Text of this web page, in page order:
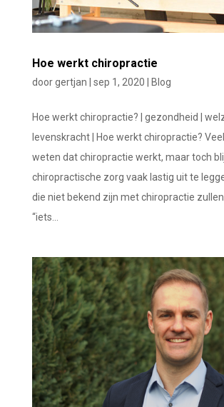
Hoe werkt chiropractie
doorgertjan sep 1, 2020 Blog
Hoe werkt chiropractie? | gezondheid |
levenskracht | Hoe werkt chiropractie?
weten dat chiropractie werkt, maar toch
chiropractische zorg vaak lastig uit te
die niet bekend zijn met chiropractie
“iets...